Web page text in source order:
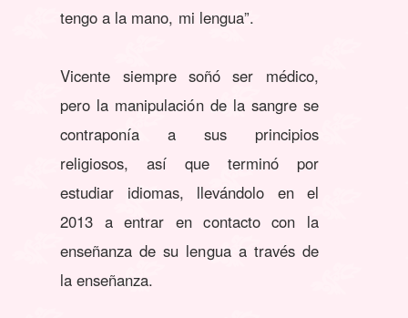
tengo a la mano, mi lengua”.
Vicente siempre soñó ser médico,
pero la manipulación de la sangre se
contraponía a sus principios
religiosos, así que terminó por
estudiar idiomas, llevándolo en el
2013 a entrar en contacto con la
enseñanza de su lengua a través de
la enseñanza.